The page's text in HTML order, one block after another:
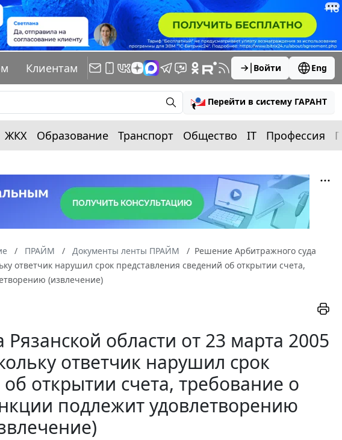
Клиентам Войти Eng
Перейти в систему ГАРАНТ
ЖКХ Образование Транспорт Общество IT Профессия
ПРАЙМ Документы ленты ПРАЙМ
Решение Арбитражного суда
ответчик нарушил срок представления сведений об открытии счета,
(извлечение)
области от 23 марта 2005
ответчик нарушил срок
открытии счета, требование о
подлежит удовлетворению